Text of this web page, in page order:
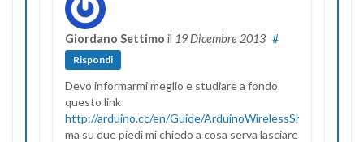
Giordano Settimo il 19 Dicembre 2013 #
Rispondi
Devo informarmi meglio e studiare a fondo
questo link
http://arduino.cc/en/Guide/ArduinoWirelessShield
ma su due piedi mi chiedo a cosa serva lasciare